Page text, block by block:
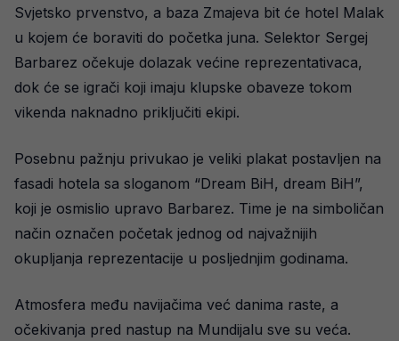
Svjetsko prvenstvo, a baza Zmajeva bit će hotel Malak
u kojem će boraviti do početka juna. Selektor Sergej
Barbarez očekuje dolazak većine reprezentativaca,
dok će se igrači koji imaju klupske obaveze tokom
vikenda naknadno priključiti ekipi.
Posebnu pažnju privukao je veliki plakat postavljen na
fasadi hotela sa sloganom “Dream BiH, dream BiH”,
koji je osmislio upravo Barbarez. Time je na simboličan
način označen početak jednog od najvažnijih
okupljanja reprezentacije u posljednjim godinama.
Atmosfera među navijačima već danima raste, a
očekivanja pred nastup na Mundijalu sve su veća.